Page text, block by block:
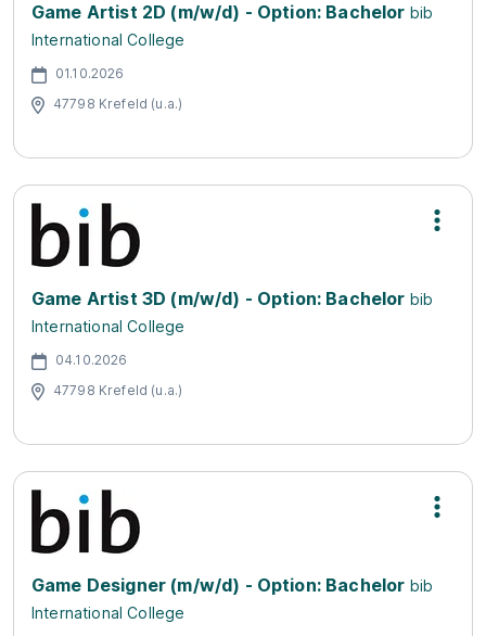
Game Artist 2D (m/w/d) - Option: Bachelor bib
International College
01.10.2026
47798 Krefeld (u.a.)
Game Artist 3D (m/w/d) - Option: Bachelor bib
International College
04.10.2026
47798 Krefeld (u.a.)
Game Designer (m/w/d) - Option: Bachelor bib
International College